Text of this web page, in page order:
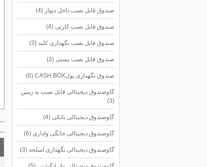
صندوق قابل نصب داخل دیوار(4)
صندوق قابل نصب کارتی(4)
صندوق قابل نصب نگهداری کلید(3)
صندوق قابل نصب پستی(3)
صندوق نگهداری پولCASH BOX (0)
گاوصندوق دیجیتالی قابل نصب به زمین
(3)
گاوصندوق دیجیتالی بانکی(4)
گاوصندوق دیجیتالی خانگی واداری(6)
گاوصندوق دیجیتالی نگهداری اسلحه(3)